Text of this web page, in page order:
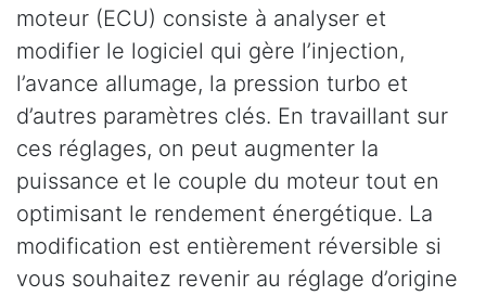
moteur (ECU) consiste à analyser et
modifier le logiciel qui gère l’injection,
l’avance allumage, la pression turbo et
d’autres paramètres clés. En travaillant sur
ces réglages, on peut augmenter la
puissance et le couple du moteur tout en
optimisant le rendement énergétique. La
modification est entièrement réversible si
vous souhaitez revenir au réglage d’origine